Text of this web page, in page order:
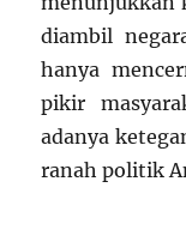
diambil
hanya
pikir
adanya
ranah politik